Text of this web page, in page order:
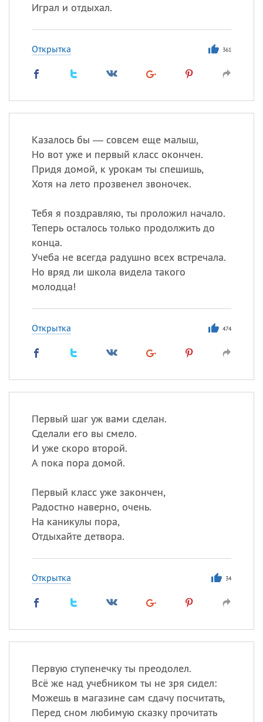
Играл и отдыхал.
Открытка 361
Казалось бы — совсем еще малыш,
Но вот уже и первый класс окончен.
Придя домой, к урокам ты спешишь,
Хотя на лето прозвенел звоночек.
Тебя я поздравляю, ты проложил начало.
Теперь осталось только продолжить до
конца.
Учеба не всегда радушно всех встречала.
Но вряд ли школа видела такого
молодца!
Открытка 474
Первый шаг уж вами сделан.
Сделали его вы смело.
И уже скоро второй.
А пока пора домой.
Первый класс уже закончен,
Радостно наверно, очень.
На каникулы пора,
Отдыхайте детвора.
Открытка 34
Первую ступенечку ты преодолел.
Всё же над учебником ты не зря сидел:
Можешь в магазине сам сдачу посчитать,
Перед сном любимую сказку прочитать